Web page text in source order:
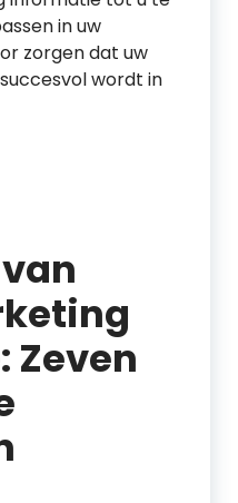
in uw
zorgen dat uw
wordt in
Zeven